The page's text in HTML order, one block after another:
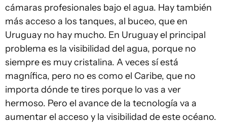
cámaras profesionales bajo el agua. Hay también
más acceso a los tanques, al buceo, que en
Uruguay no hay mucho. En Uruguay el principal
problema es la visibilidad del agua, porque no
siempre es muy cristalina. A veces sí está
magnífica, pero no es como el Caribe, que no
importa dónde te tires porque lo vas a ver
hermoso. Pero el avance de la tecnología va a
aumentar el acceso y la visibilidad de este océano.